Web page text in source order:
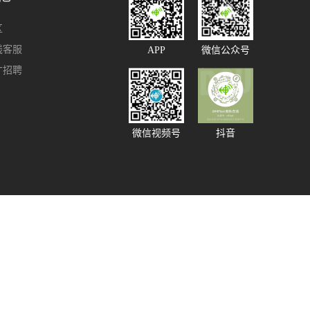
客服
招聘
APP 微信公众号
微信视频号 抖音